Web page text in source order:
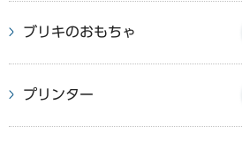
ブリキのおもちゃ
プリンター